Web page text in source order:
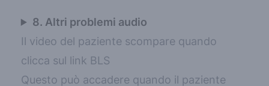
8. Altri problemi audio
Il video del paziente scompare quando
clicca sul link BLS
Questo può accadere quando il paziente